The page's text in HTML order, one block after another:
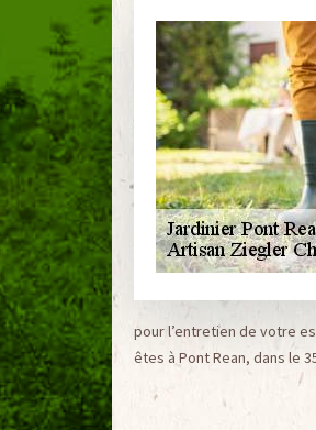
pour l’entretien de votre
êtes à Pont Rean, dans le